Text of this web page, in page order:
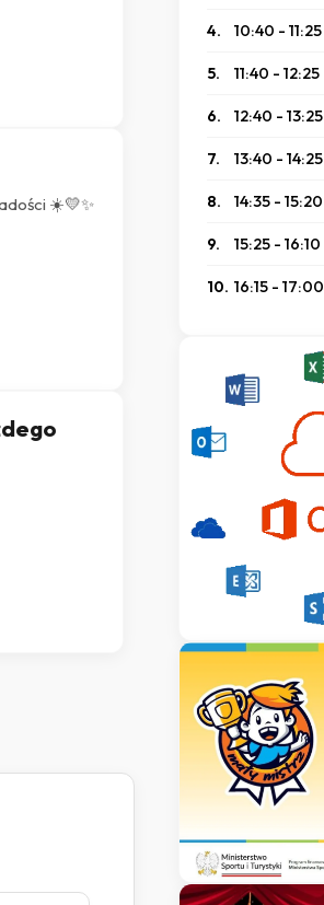
☀️💛✨
4. 10:40 - 11:25
5. 11:40 - 12:25
6. 12:40 - 13:25
7. 13:40 - 14:25
8. 14:35 - 15:20
9. 15:25 - 16:10
10. 16:15 - 17:00